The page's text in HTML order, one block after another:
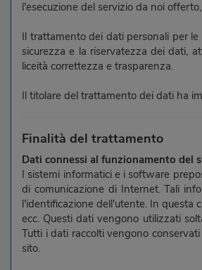
l'esecuzione del servizio da noi
Il trattamento dei dati personali per
sicurezza e la riservatezza dei dati,
liceità correttezza e trasparenza.
Il titolare del trattamento dei dati ha
Finalità del trattamento
Dati connessi al funzionamento del
I sistemi informatici e i software
di comunicazione di Internet. Tali
l'identificazione dell'utente. In questa
ecc. Questi dati vengono utilizzati
Tutti i dati raccolti vengono
sito.